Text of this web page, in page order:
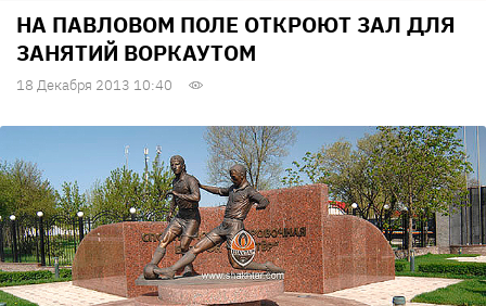
НА ПАВЛОВОМ ПОЛЕ ОТКРОЮТ ЗАЛ ДЛЯ
ЗАНЯТИЙ ВОРКАУТОМ
18 Декабря 2013 10:40